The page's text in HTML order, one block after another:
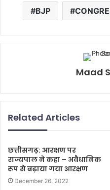
BJP
Maad
Related Articles
छत्तीसगढ़: आरक्षण पर
राज्यपाल ने कहा – अवैधानिक
रूप से बढ़ाया गया आरक्षण
December 26, 2022